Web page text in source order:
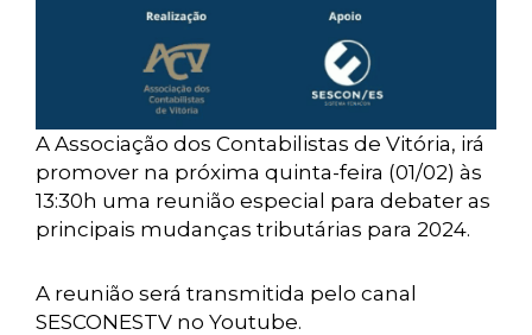
A Associação dos Contabilistas de Vitória, irá
promover na próxima quinta-feira (01/02) às
13:30h uma reunião especial para debater as
principais mudanças tributárias para 2024.
A reunião será transmitida pelo canal
SESCONESTV no Youtube.